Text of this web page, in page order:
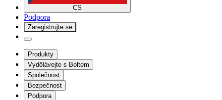
CS
Podpora
Zaregistrujte se
Produkty
Vydělávejte s Boltem
Společnost
Bezpečnost
Podpora